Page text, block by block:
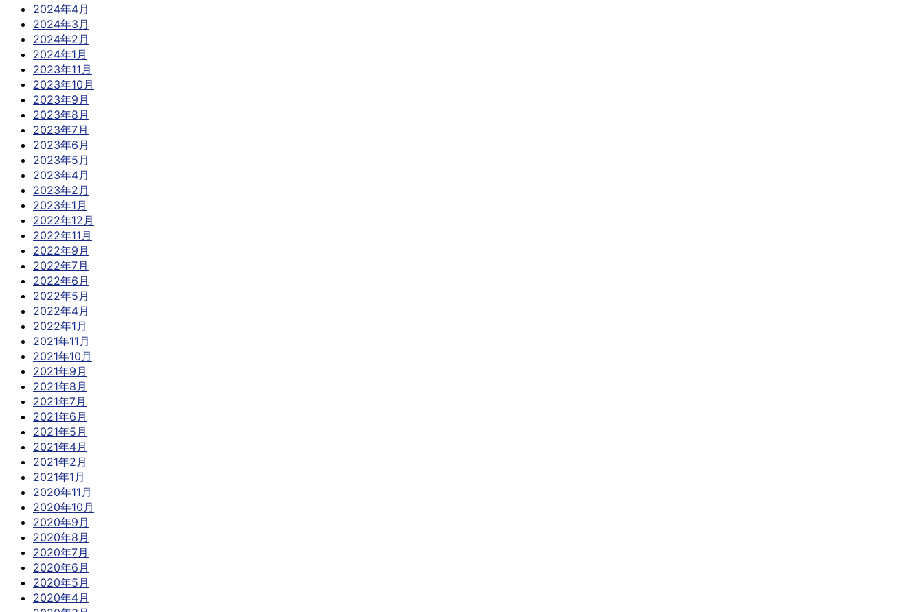
2024年4月
2024年3月
2024年2月
2024年1月
2023年11月
2023年10月
2023年9月
2023年8月
2023年7月
2023年6月
2023年5月
2023年4月
2023年2月
2023年1月
2022年12月
2022年11月
2022年9月
2022年7月
2022年6月
2022年5月
2022年4月
2022年1月
2021年11月
2021年10月
2021年9月
2021年8月
2021年7月
2021年6月
2021年5月
2021年4月
2021年2月
2021年1月
2020年11月
2020年10月
2020年9月
2020年8月
2020年7月
2020年6月
2020年5月
2020年4月